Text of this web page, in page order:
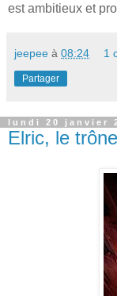
est ambitieux et
jeepee à 08:24 1
Partager
lundi 20 janvier
Elric, le